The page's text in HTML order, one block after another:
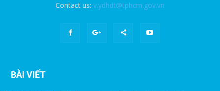
Contact us: v.ydhdt@tphcm.gov.vn
BÀI VIẾT